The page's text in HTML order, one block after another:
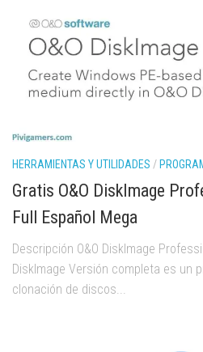
HERRAMIENTAS Y UTILIDADES /
Gratis O&O DiskImage
Full Español Mega
Descripción O&O DiskImage
DiskImage Versión completa es un
clonación de discos...